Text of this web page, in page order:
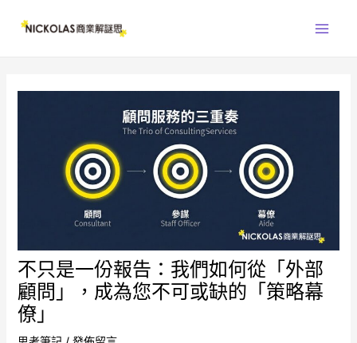
不只是一份報告：我們如何從「外部
顧問」，成為您不可或缺的「策略幕
僚」